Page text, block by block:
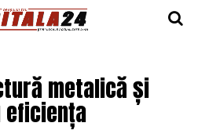
metalică și